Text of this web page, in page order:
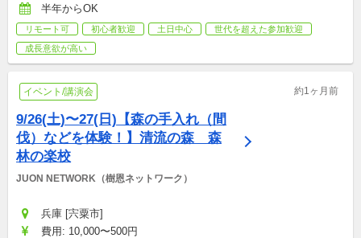
半年からOK
リモート可 初心者歓迎 土日中心
世代を超えた参加歓迎
成長意欲が高い
イベント/講演会 約1ヶ月前
9/26(土)〜27(日)【森の手入れ（間
伐）などを体験！】清流の森　森
林の楽校
JUON NETWORK（樹恩ネットワーク）
兵庫 [宍粟市]
費用: 10,000〜500円